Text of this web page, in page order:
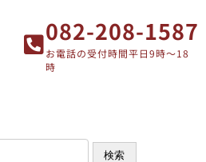
082-208-1587
お電話の受付時間平日9時～18
時
検索